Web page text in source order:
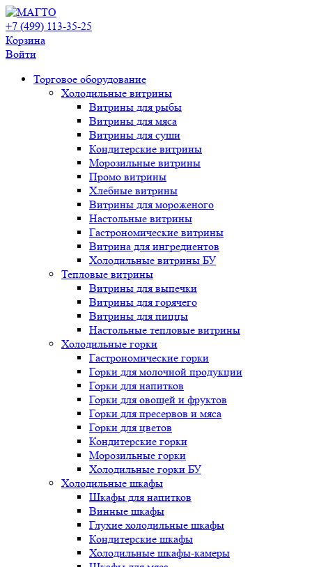
+7 (499) 113-35-25
Корзина
Войти
Свернуть/
развернуть
Торговое оборудованиe
Холодильные витрины
Витрины для рыбы
Витрины для мяса
Витрины для суши
Кондитерские витрины
Морозильные витрины
Промо витрины
Хлебные витрины
Витрины для мороженого
Настольные витрины
Гастрономические витрины
Витрина для ингредиентов
Холодильные витрины БУ
Тепловые витрины
Витрины для выпечки
Витрины для горячего
Витрины для пиццы
Настольные тепловые витрины
Холодильные горки
Гастрономические горки
Горки для молочной продукции
Горки для напитков
Горки для овощей и фруктов
Горки для пресервов и мяса
Горки для цветов
Кондитерские горки
Морозильные горки
Холодильные горки БУ
Холодильные шкафы
Шкафы для напитков
Винные шкафы
Глухие холодильные шкафы
Кондитерские шкафы
Холодильные шкафы-камеры